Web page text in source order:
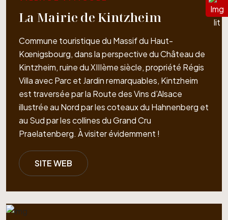
La Mairie de Kintzheim
Commune touristique du Massif du Haut-
Kœnigsbourg, dans la perspective du Château de
Kintzheim, ruine du XIIIème siècle, propriété Régis
Villa avec Parc et Jardin remarquables, Kintzheim
est traversée par la Route des Vins d’Alsace
illustrée au Nord par les coteaux du Hahnenberg et
au Sud par les collines du Grand Cru
Praelatenberg. À visiter évidemment !
SITE WEB